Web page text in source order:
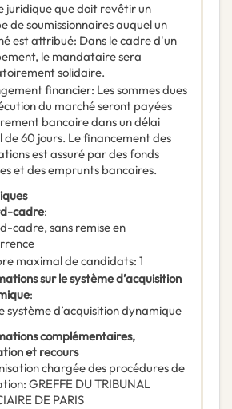
juridique que doit revêtir un
de soumissionnaires auquel un
est attribué: Dans le cadre d'un
le mandataire sera
solidaire.
financier: Les sommes dues
du marché seront payées
bancaire dans un délai
de 60 jours. Le financement des
est assuré par des fonds
et des emprunts bancaires.
cadre:
cadre, sans remise en
maximal de candidats: 1
sur le système d’acquisition
:
système d’acquisition dynamique
complémentaires,
et recours
chargée des procédures de
: GREFFE DU TRIBUNAL
DE PARIS